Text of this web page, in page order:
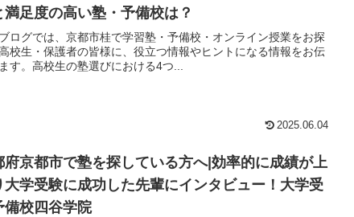
満足度の高い塾・予備校は？
ログでは、京都市桂で学習塾・予備校・オンライン授業をお探
校生・保護者の皆様に、役立つ情報やヒントになる情報をお伝
す。高校生の塾選びにおける4つ...
2025.06.04
府京都市で塾を探している方へ|効率的に成績が上
大学受験に成功した先輩にインタビュー！大学受
備校四谷学院